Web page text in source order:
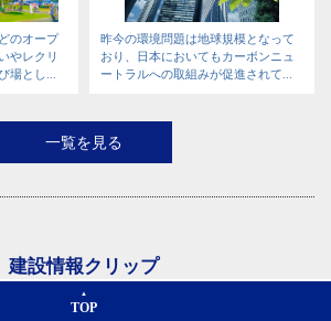
のオープ
やレクリ
場とし...
昨今の環境問題は地球規模となって
おり、日本においてもカーボンニュ
ートラルへの取組みが促進されて...
一覧を見る
建設情報クリップ
TOP